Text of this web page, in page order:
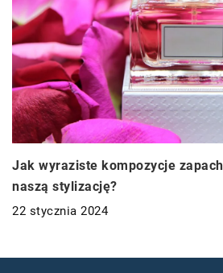
Jak wyraziste kompozycje
naszą stylizację?
22 stycznia 2024